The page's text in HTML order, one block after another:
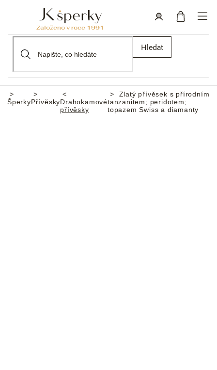
Hledat
Domů
ŠperkyPřívěskyDrahokamové
přívěsky
Zlatý přívěsek s přírodním
tanzanitem; peridotem;
topazem Swiss a diamanty